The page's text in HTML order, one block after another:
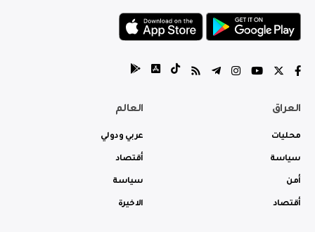
العراق
محليات
سياسة
أمن
أقتصاد
العالم
عربي ودولي
أقتصاد
سياسة
الاخيرة